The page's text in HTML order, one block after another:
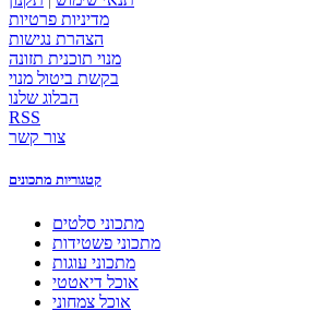
מדיניות פרטיות
הצהרת נגישות
מנוי תוכנית תזונה
בקשת ביטול מנוי
הבלוג שלנו
RSS
צור קשר
קטגוריות מתכונים
מתכוני סלטים
מתכוני פשטידות
מתכוני עוגות
אוכל דיאטטי
אוכל צמחוני